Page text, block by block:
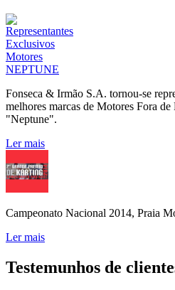
Fonseca & Irmão S.A. tornou-se
melhores marcas de Motores Fora
"Neptune".
Ler mais
Campeonato Nacional 2014, Praia
Ler mais
Testemunhos de